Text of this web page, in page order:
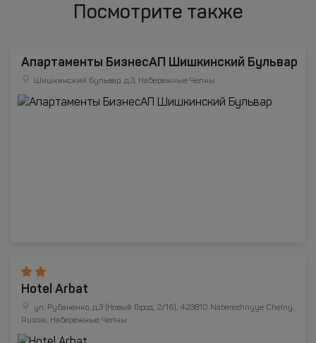
Посмотрите также
Апартаменты БизнесАП Шишкинский Бульвар
Шишкинский Бульвар, д.3, Набережные Челны
Hotel Arbat
ул. Рубаненко, д.3 (Новый Город, 2/16), 423810 Naberezhnyye Chelny,
Russia, Набережные Челны